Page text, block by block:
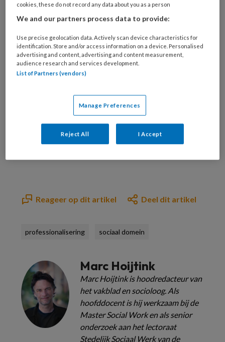
had Nederland een ministerie van
Maatschappelijk Werk.
PREMIUM
Bekijk de mogelijkheden
Reageer op dit artikel Deel dit artikel
professionalisering sociaal domein
Marc Hoijtink
Marc Hoijtink is hoodredacteur van
het vakblad en socioloog. Als
hoofddocent is hij werkzaam bij de
Master Social Work en als senior
onderzoek aan het lectoraat
Stedelijk Sociaal Werk van de
cookies, these do not record any data about you as a person
We and our partners process data to provide:
Use precise geolocation data. Actively scan device characteristics for
identification. Store and/or access information on a device. Personalised
advertising and content, advertising and content measurement,
audience research and services development.
List of Partners (vendors)
Manage Preferences
Reject All I Accept